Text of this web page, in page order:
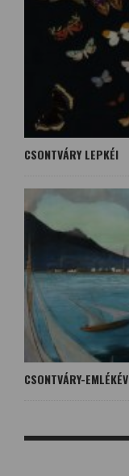
CSONTVÁRY LEPKÉI
CSONTVÁRY-EMLÉKÉV